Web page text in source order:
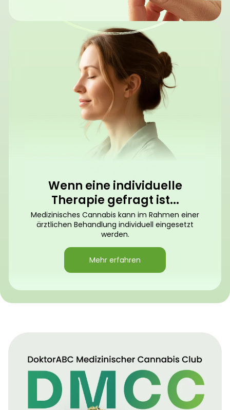
Wenn eine individuelle
Therapie gefragt ist...
Medizinisches Cannabis kann im Rahmen einer
ärztlichen Behandlung individuell eingesetzt
werden.
Mehr erfahren